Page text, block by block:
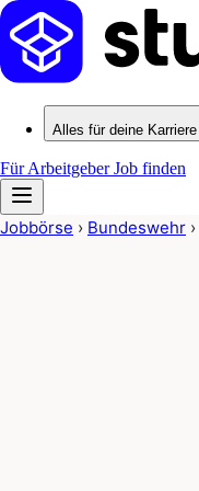
Alles für deine Karriere
Für ArbeitgeberJob finden
Jobbörse › Bundeswehr ›